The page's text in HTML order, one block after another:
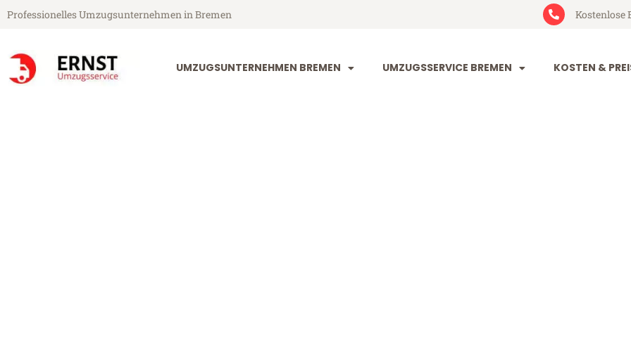
Professionelles Umzugsunternehmen in Bremen Kostenlose
UMZUGSUNTERNEHMEN BREMEN UMZUGSSERVICE BREMEN KOSTEN &